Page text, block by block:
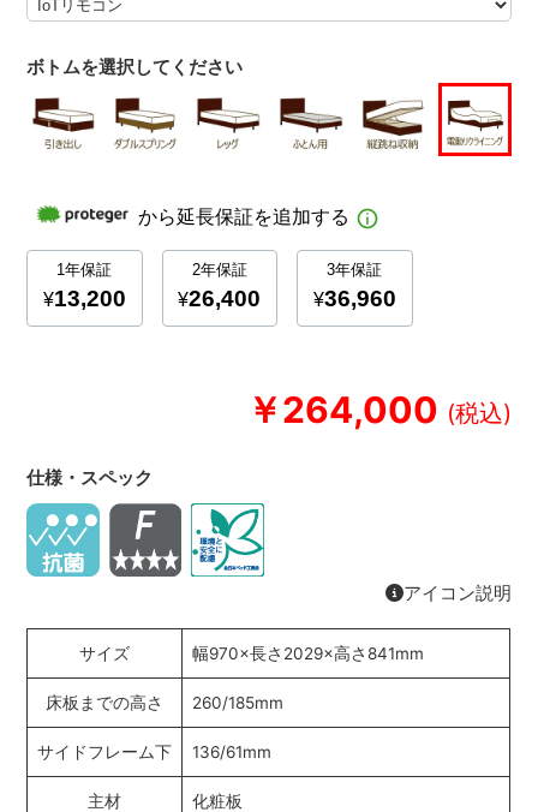
￥264,000
ボトムを選択してください
仕様・スペック
アイコン説明
サイズ 幅970×長さ2029×高さ841mm
床板までの高さ 260/185mm
サイドフレーム下 136/61mm
主材 化粧板